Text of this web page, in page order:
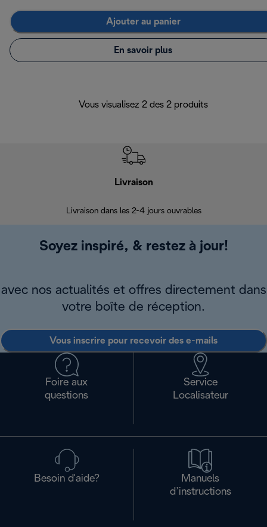
Ajouter au panier
En savoir plus
Vous visualisez 2 des 2 produits
Livraison
Livraison dans les 2-4 jours ouvrables
Soyez inspiré, & restez à jour!
avec nos actualités et offres directement dans
votre boîte de réception.
Vous inscrire pour recevoir des e-mails
Foire aux
questions
Service
Localisateur
Besoin d'aide?
Manuels
d’instructions